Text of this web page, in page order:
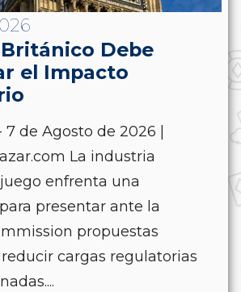
Debe
el Impacto
de Agosto de 2026 |
La industria
enfrenta una
presentar ante la
propuestas
cargas regulatorias